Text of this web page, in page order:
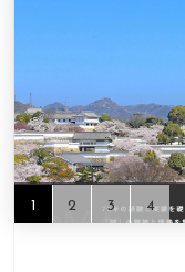
1 2 3 4